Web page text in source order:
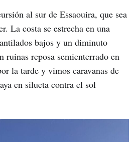
al sur de Essaouira, que sea
La costa se estrecha en una
bajos y un diminuto
ruinas reposa semienterrado en
la tarde y vimos caravanas de
en silueta contra el sol